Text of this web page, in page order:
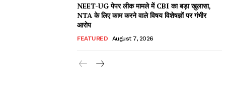
NEET-UG पेपर लीक मामले में CBI का बड़ा खुलासा,
NTA के लिए काम करने वाले विषय विशेषज्ञों पर गंभीर
आरोप
FEATURED August 7, 2026